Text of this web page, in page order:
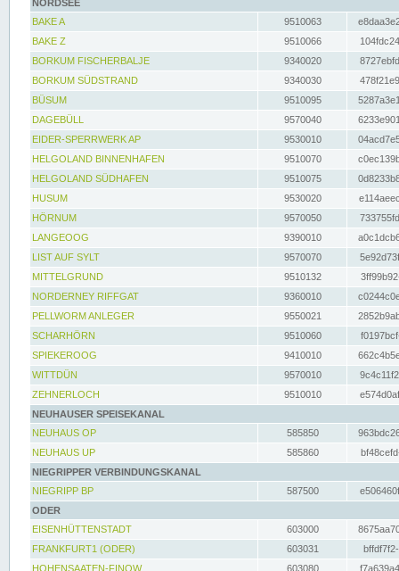
NORDSEE
BAKE A
9510063
BAKE Z
9510066
BORKUM FISCHERBALJE
9340020
BORKUM SÜDSTRAND
9340030
BÜSUM
9510095
DAGEBÜLL
9570040
EIDER-SPERRWERK AP
9530010
HELGOLAND BINNENHAFEN
9510070
HELGOLAND SÜDHAFEN
9510075
HUSUM
9530020
HÖRNUM
9570050
LANGEOOG
9390010
LIST AUF SYLT
9570070
MITTELGRUND
9510132
NORDERNEY RIFFGAT
9360010
PELLWORM ANLEGER
9550021
SCHARHÖRN
9510060
SPIEKEROOG
9410010
WITTDÜN
9570010
ZEHNERLOCH
9510010
NEUHAUSER SPEISEKANAL
NEUHAUS OP
585850
NEUHAUS UP
585860
NIEGRIPPER VERBINDUNGSKANAL
NIEGRIPP BP
587500
ODER
EISENHÜTTENSTADT
603000
FRANKFURT1 (ODER)
603031
HOHENSAATEN-FINOW
603080